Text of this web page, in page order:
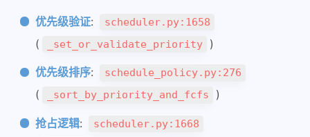
优先级验证: scheduler.py:1658
( _set_or_validate_priority )
优先级排序: schedule_policy.py:276
( _sort_by_priority_and_fcfs )
抢占逻辑: scheduler.py:1668
git-fixup-autosquash-tutorial
linux